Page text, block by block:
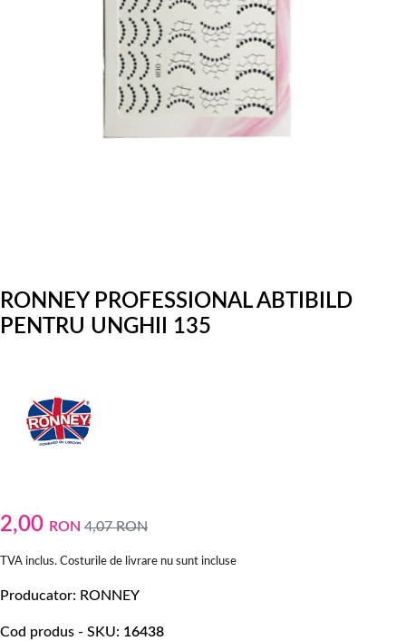
RONNEY PROFESSIONAL ABTIBILD
PENTRU UNGHII 135
2,00 RON 4,07RON
TVA inclus. Costurile de livrare nu sunt incluse
Producator RONNEY
Cod produs - SKU 16438